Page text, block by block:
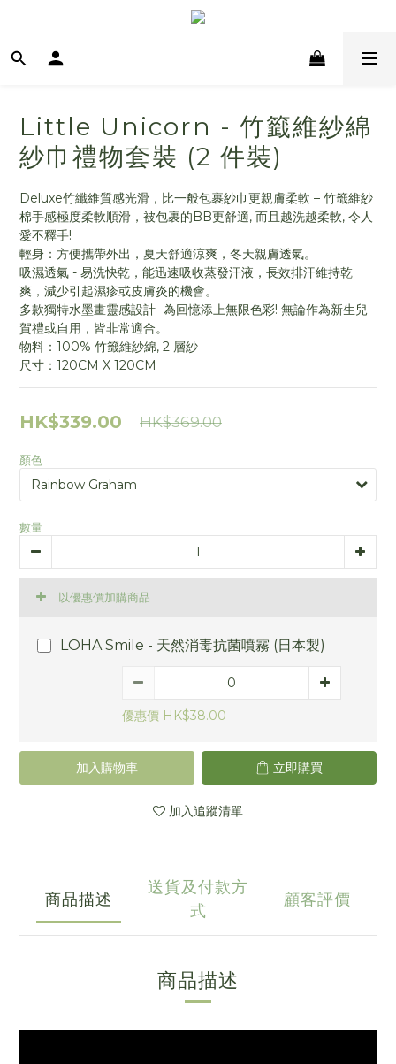
Little Unicorn - 竹籤維紗綿
紗巾禮物套裝 (2 件裝)
Deluxe竹纖維質感光滑，比一般包裹紗巾更親膚柔軟 – 竹籤維紗
棉手感極度柔軟順滑，被包裹的BB更舒適, 而且越洗越柔軟, 令人
愛不釋手!
輕身：方便攜帶外出，夏天舒適涼爽，冬天親膚透氣。
吸濕透氣 - 易洗快乾，能迅速吸收蒸發汗液，長效排汗維持乾
爽，減少引起濕疹或皮膚炎的機會。
多款獨特水墨畫靈感設計- 為回憶添上無限色彩! 無論作為新生兒
賀禮或自用，皆非常適合。
物料：100% 竹籤維紗綿, 2 層紗
尺寸：120CM X 120CM
HK$339.00 HK$369.00
顏色
數量
以優惠價加購商品
LOHA Smile - 天然消毒抗菌噴霧 (日本製)
優惠價 HK$38.00
加入購物車 立即購買
加入追蹤清單
商品描述
送貨及付款方
式
顧客評價
商品描述